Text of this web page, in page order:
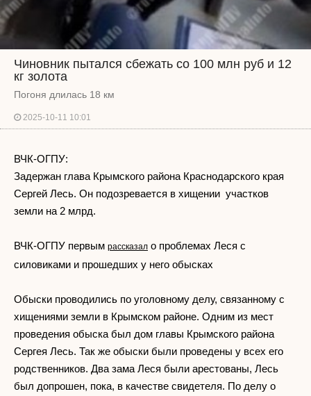
Чиновник пытался сбежать со 100 млн руб и 12
кг золота
Погоня длилась 18 км
2025-10-11 10:01
ВЧК-ОГПУ:
Задержан глава Крымского района Краснодарского края
Сергей Лесь. Он подозревается в хищении участков
земли на 2 млрд.
ВЧК-ОГПУ первым рассказал о проблемах Леся с
силовиками и прошедших у него обысках
Обыски проводились по уголовному делу, связанному с
хищениями земли в Крымском районе. Одним из мест
проведения обыска был дом главы Крымского района
Сергея Лесь. Так же обыски были проведены у всех его
родственников. Два зама Леся были арестованы, Лесь
был допрошен, пока, в качестве свидетеля. По делу о